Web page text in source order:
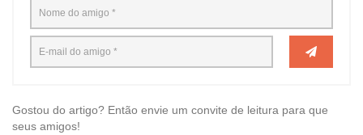
Gostou do artigo? Então envie um convite de leitura para que
seus amigos!